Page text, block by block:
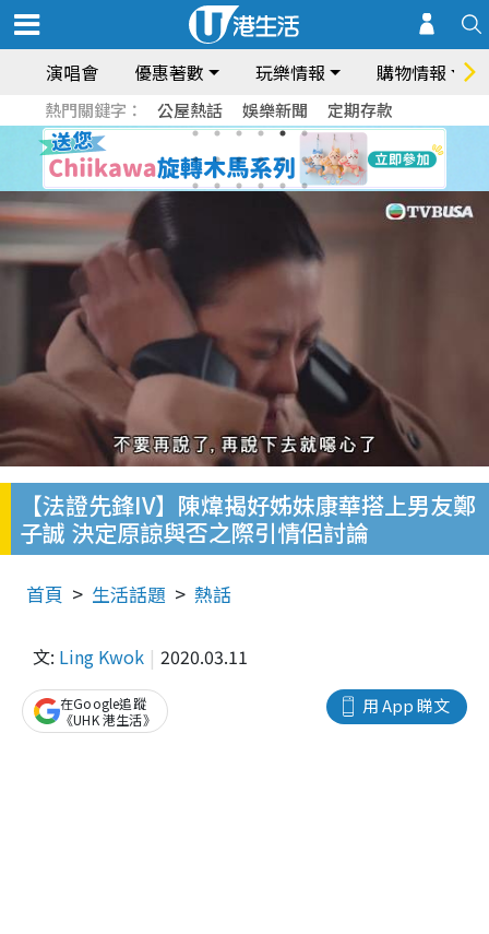
演唱會 優惠著數 玩樂情報 購物情報
熱門關鍵字： 公屋熱話 娛樂新聞 定期存款
【法證先鋒IV】陳煒揭好姊妹康華搭上男友鄭
子誠 決定原諒與否之際引情侶討論
首頁 生活話題 熱話
文: Ling Kwok 2020.03.11
用 App 睇文
在Google追蹤
《UHK 港生活》